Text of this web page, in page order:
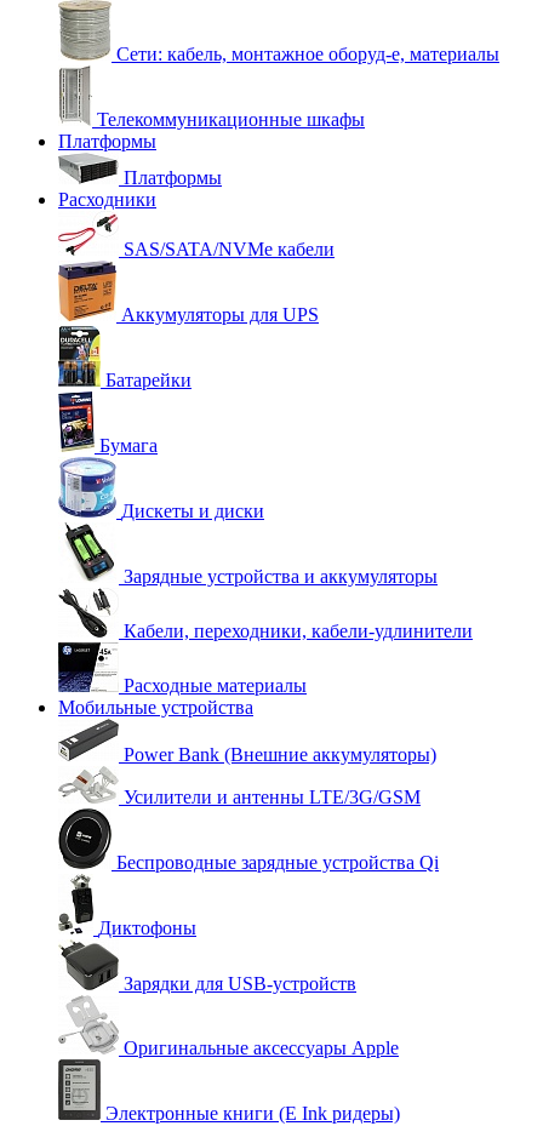
Сети: кабель, монтажное оборуд-е, материалы
Телекоммуникационные шкафы
Платформы
Платформы
Расходники
SAS/SATA/NVMe кабели
Аккумуляторы для UPS
Батарейки
Бумага
Дискеты и диски
Зарядные устройства и аккумуляторы
Кабели, переходники, кабели-удлинители
Расходные материалы
Мобильные устройства
Power Bank (Внешние аккумуляторы)
Усилители и антенны LTE/3G/GSM
Беспроводные зарядные устройства Qi
Диктофоны
Зарядки для USB-устройств
Оригинальные аксессуары Apple
Электронные книги (E Ink ридеры)